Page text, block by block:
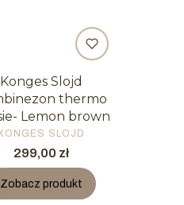
Konges Slojd
thermo
Lemon brown
KONGES SLOJD
Cena
299,00 zł
Zobacz produkt